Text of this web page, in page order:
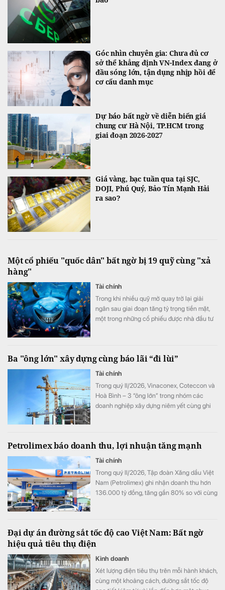
Góc nhìn chuyên gia: Chưa đủ cơ
sở thể khẳng định VN-Index đang ở
đầu sóng lớn, tận dụng nhịp hồi để
cơ cấu danh mục
Dự báo bất ngờ về diễn biến giá
chung cư Hà Nội, TP.HCM trong
giai đoạn 2026-2027
Giá vàng, bạc tuần qua tại SJC,
DOJI, Phú Quý, Bảo Tín Mạnh Hải
ra sao?
Một cổ phiếu "quốc dân" bất ngờ bị 19 quỹ cùng "xả
hàng"
Tài chính
Trong khi nhiều quỹ mở quay trở lại giải
ngân sau giai đoạn tăng tỷ trọng tiền mặt,
một trong những cổ phiếu được nhà đầu tư
Ba "ông lớn" xây dựng cùng báo lãi “đi lùi”
Tài chính
Trong quý II/2026, Vinaconex, Coteccon và
Hoà Bình – 3 “ông lớn” trong nhóm các
doanh nghiệp xây dựng niêm yết cùng ghi
Petrolimex báo doanh thu, lợi nhuận tăng mạnh
Tài chính
Trong quý II/2026, Tập đoàn Xăng dầu Việt
Nam (Petrolimex) ghi nhận doanh thu hơn
136.000 tỷ đồng, tăng gần 80% so với cùng
Đại dự án đường sắt tốc độ cao Việt Nam: Bất ngờ
hiệu quả tiêu thụ điện
Kinh doanh
Xét lượng điện tiêu thụ trên mỗi hành khách,
cùng một khoảng cách, đường sắt tốc độ